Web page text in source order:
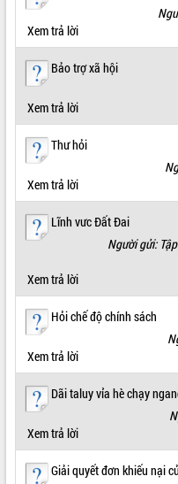
Xem trả lời
Bảo trợ xã hội
Xem trả lời
Thư hỏi
Xem trả lời
Lĩnh vưc Đất Đai
Người gửi:
Xem trả lời
Hỏi chế độ chính sách
Xem trả lời
Dãi taluy vỉa hè chạy
Xem trả lời
Giải quyết đơn khiếu nại